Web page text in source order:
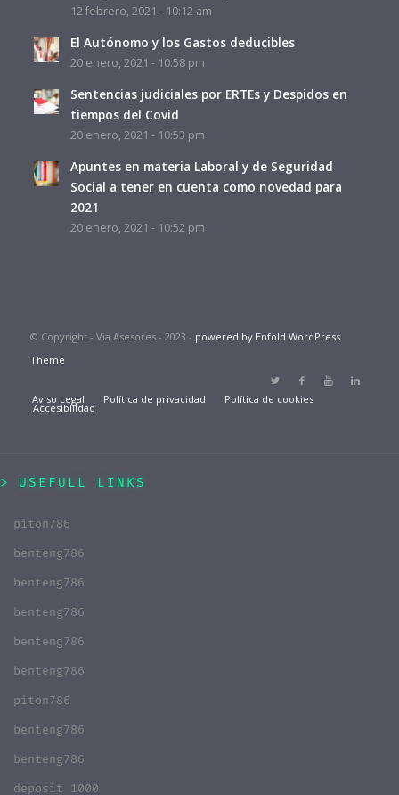
12 febrero, 2021 - 10:12 am
El Autónomo y los Gastos deducibles
20 enero, 2021 - 10:58 pm
Sentencias judiciales por ERTEs y Despidos en
tiempos del Covid
20 enero, 2021 - 10:53 pm
Apuntes en materia Laboral y de Seguridad
Social a tener en cuenta como novedad para
2021
20 enero, 2021 - 10:52 pm
© Copyright - Via Asesores - 2023 - powered by Enfold WordPress
Theme
Aviso Legal Política de privacidad Política de cookies
Accesibilidad
USEFULL LINKS
piton786
benteng786
benteng786
benteng786
benteng786
benteng786
piton786
benteng786
benteng786
deposit 1000